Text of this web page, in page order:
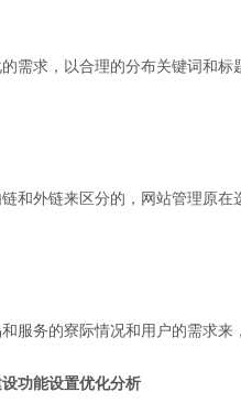
需求，以合理的分布关键词和
和外链来区分的，网站管理原
服务的寮际情况和用户的需求来
功能设置优化分析